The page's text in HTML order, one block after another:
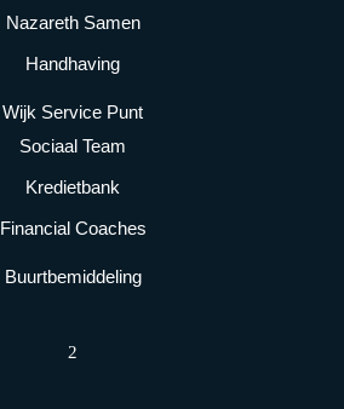
Nazareth Samen
Handhaving
Wijk Service Punt
Sociaal Team
Kredietbank
Financial Coaches
Buurtbemiddeling
2